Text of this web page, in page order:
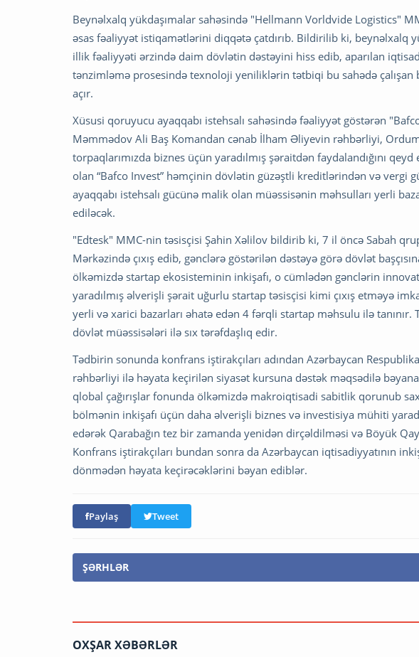
Beynəlxalq yükdaşımalar sahəsində "Hellmann Vorldvide Logistics"
əsas fəaliyyət istiqamətlərini diqqətə çatdırıb. Bildirilib ki, beynəlxalq
illik fəaliyyəti ərzində daim dövlətin dəstəyini hiss edib, aparılan
tənzimləmə prosesində texnoloji yeniliklərin tətbiqi bu sahədə
açır.
Xüsusi qoruyucu ayaqqabı istehsalı sahəsində fəaliyyət göstərən
Məmmədov Ali Baş Komandan cənab İlham Əliyevin rəhbərliyi,
torpaqlarımızda biznes üçün yaradılmış şəraitdən faydalandığını
olan “Bafco Invest” həmçinin dövlətin güzəştli kreditlərindən və vergi
ayaqqabı istehsalı gücünə malik olan müəssisənin məhsulları yerli
ediləcək.
"Edtesk" MMC-nin təsisçisi Şahin Xəlilov bildirib ki, 7 il öncə Sabah
Mərkəzində çıxış edib, gənclərə göstərilən dəstəyə görə dövlət
ölkəmizdə startap ekosisteminin inkişafı, o cümlədən gənclərin
yaradılmış əlverişli şərait uğurlu startap təsisçisi kimi çıxış etməyə
yerli və xarici bazarları əhatə edən 4 fərqli startap məhsulu ilə
dövlət müəssisələri ilə sıx tərəfdaşlıq edir.
Tədbirin sonunda konfrans iştirakçıları adından Azərbaycan
rəhbərliyi ilə həyata keçirilən siyasət kursuna dəstək məqsədilə
qlobal çağırışlar fonunda ölkəmizdə makroiqtisadi sabitlik qorunub
bölmənin inkişafı üçün daha əlverişli biznes və investisiya mühiti
edərək Qarabağın tez bir zamanda yenidən dirçəldilməsi və Böyük
Konfrans iştirakçıları bundan sonra da Azərbaycan iqtisadiyyatının
dönmədən həyata keçirəcəklərini bəyan ediblər.
Paylaş Tweet
ŞƏRHLƏR
OXŞAR XƏBƏRLƏR